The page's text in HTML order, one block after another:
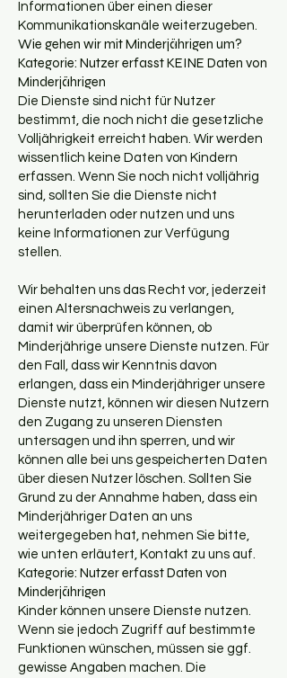
Informationen über einen dieser
Kommunikationskanäle weiterzugeben.
Wie gehen wir mit Minderjährigen um?
Kategorie: Nutzer erfasst KEINE Daten von
Minderjährigen
Die Dienste sind nicht für Nutzer
bestimmt, die noch nicht die gesetzliche
Volljährigkeit erreicht haben. Wir werden
wissentlich keine Daten von Kindern
erfassen. Wenn Sie noch nicht volljährig
sind, sollten Sie die Dienste nicht
herunterladen oder nutzen und uns
keine Informationen zur Verfügung
stellen.
Wir behalten uns das Recht vor, jederzeit
einen Altersnachweis zu verlangen,
damit wir überprüfen können, ob
Minderjährige unsere Dienste nutzen. Für
den Fall, dass wir Kenntnis davon
erlangen, dass ein Minderjähriger unsere
Dienste nutzt, können wir diesen Nutzern
den Zugang zu unseren Diensten
untersagen und ihn sperren, und wir
können alle bei uns gespeicherten Daten
über diesen Nutzer löschen. Sollten Sie
Grund zu der Annahme haben, dass ein
Minderjähriger Daten an uns
weitergegeben hat, nehmen Sie bitte,
wie unten erläutert, Kontakt zu uns auf.
Kategorie: Nutzer erfasst Daten von
Minderjährigen
Kinder können unsere Dienste nutzen.
Wenn sie jedoch Zugriff auf bestimmte
Funktionen wünschen, müssen sie ggf.
gewisse Angaben machen. Die